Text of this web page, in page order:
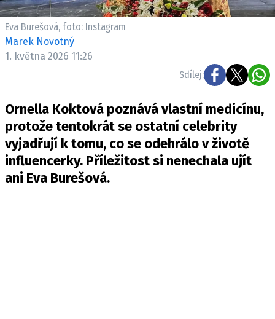
Pošlete e-mail na newsbox.cz
VYDAVATEL
INZERCE
OSOBNÍ ÚDAJE / COOKIES
VOLNÁ MÍSTA
Eva Burešová, foto: Instagram
Marek Novotný
1. května 2026 11:26
Sdílej:
Ornella Koktová poznává vlastní medicínu,
protože tentokrát se ostatní celebrity
vyjadřují k tomu, co se odehrálo v životě
influencerky. Příležitost si nenechala ujít
ani Eva Burešová.